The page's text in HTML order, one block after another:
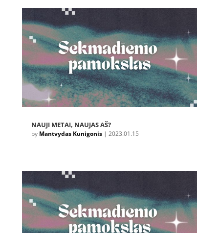
NAUJI METAI, NAUJAS AŠ?
by Mantvydas Kunigonis| 2023.01.15